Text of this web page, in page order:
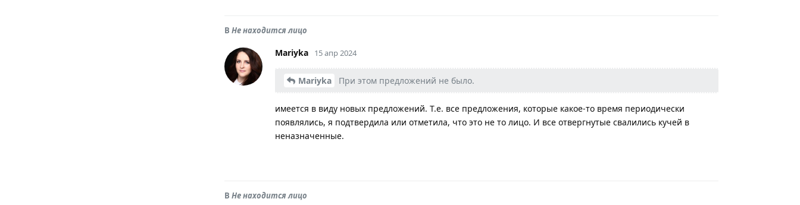
В Не находится лицо
Mariyka 15 апр 2024
Mariyka При этом предложений не было.
имеется в виду новых предложений. Т.е. все предложения, которые какое-то время периодически
появлялись, я подтвердила или отметила, что это не то лицо. И все отвергнутые свалились кучей в
неназначенные.
В Не находится лицо